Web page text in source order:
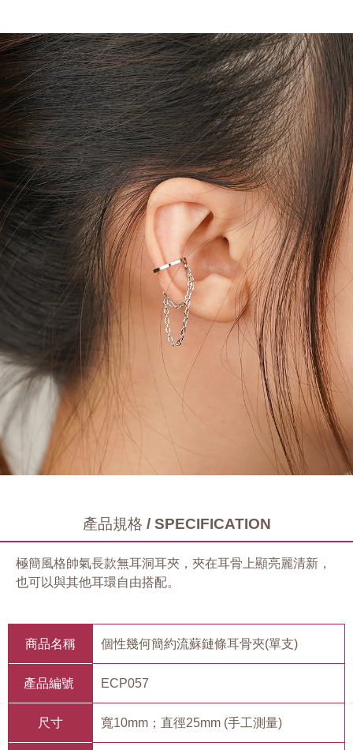
產品規格 / SPECIFICATION
極簡風格帥氣長款無耳洞耳夾，夾在耳骨上顯亮麗清新，
也可以與其他耳環自由搭配。
商品名稱 個性幾何簡約流蘇鏈條耳骨夾(單支)
產品編號 ECP057
尺寸 寬10mm；直徑25mm (手工測量)